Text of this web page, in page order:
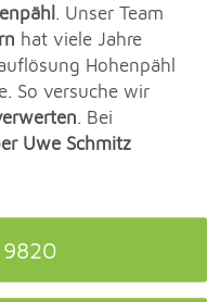
. Unser Team
hat viele Jahre
Hohenpähl
So versuche wir
. Bei
Uwe Schmitz